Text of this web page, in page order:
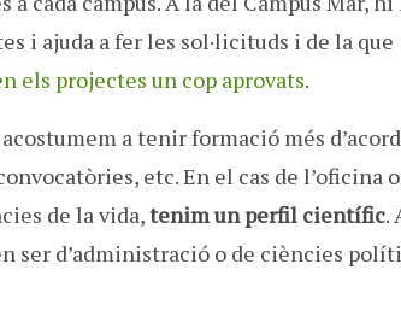
i ajuda a fer les sol·licituds i de la que
els projectes un cop aprovats.
a tenir formació més
etc. En el cas de l’oficina
de la vida,tenim un perfil científic.
ser d’administració o de ciències